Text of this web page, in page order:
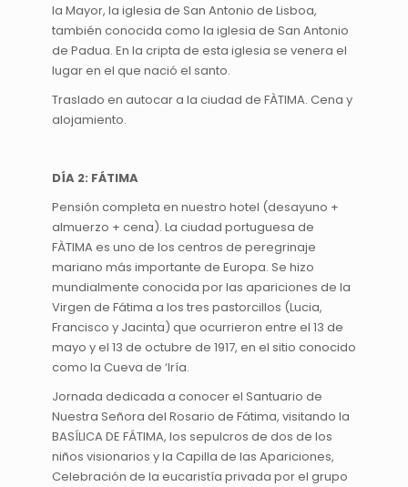
la Mayor, la iglesia de San Antonio de Lisboa,
también conocida como la iglesia de San Antonio
de Padua. En la cripta de esta iglesia se venera el
lugar en el que nació el santo.
Traslado en autocar a la ciudad de FÀTIMA. Cena y
alojamiento.
DÍA 2: FÁTIMA
Pensión completa en nuestro hotel (desayuno +
almuerzo + cena). La ciudad portuguesa de
FÀTIMA es uno de los centros de peregrinaje
mariano más importante de Europa. Se hizo
mundialmente conocida por las apariciones de la
Virgen de Fátima a los tres pastorcillos (Lucia,
Francisco y Jacinta) que ocurrieron entre el 13 de
mayo y el 13 de octubre de 1917, en el sitio conocido
como la Cueva de ‘Iría.
Jornada dedicada a conocer el Santuario de
Nuestra Señora del Rosario de Fátima, visitando la
BASÍLICA DE FÁTIMA, los sepulcros de dos de los
niños visionarios y la Capilla de las Apariciones,
Celebración de la eucaristía privada por el grupo